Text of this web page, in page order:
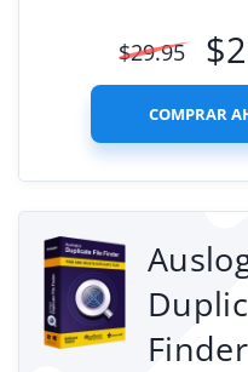
$29.95 $
COMPRAR
Finder